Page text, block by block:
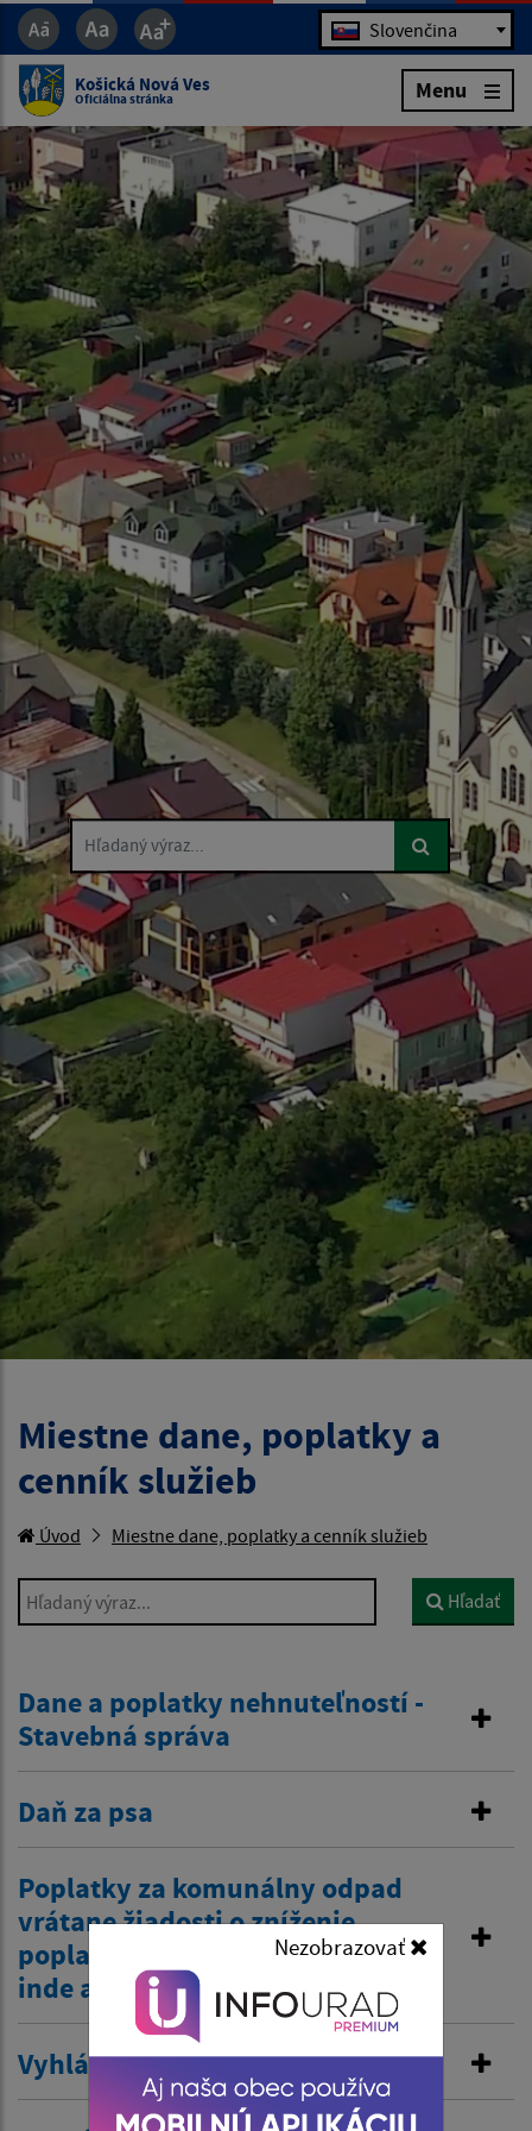
Jazyk Slovenčina
Košická Nová Ves
Oficiálna stránka Menu
Hľadaný výraz...
Miestne dane, poplatky a
cenník služieb
Úvod Miestne dane, poplatky a cenník služieb
Hľadaný výraz... Hľadať
Dane a poplatky nehnuteľností -
Stavebná správa
Daň za psa
Poplatky za komunálny odpad
vrátane žiadosti o zníženie
poplatku z dôvodov zamestnania
inde a tiež zťp atď.
Vyhlásenie v miestnom rozhlase
Nezobrazovať